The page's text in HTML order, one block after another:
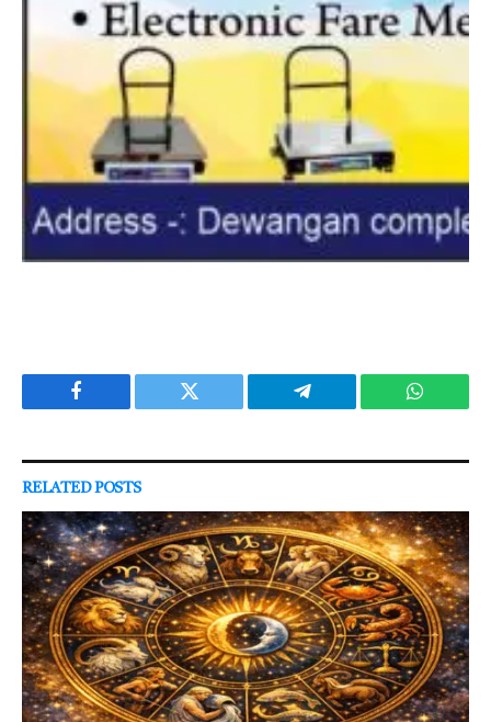
Facebook Twitter Telegram
RELATEDPOSTS